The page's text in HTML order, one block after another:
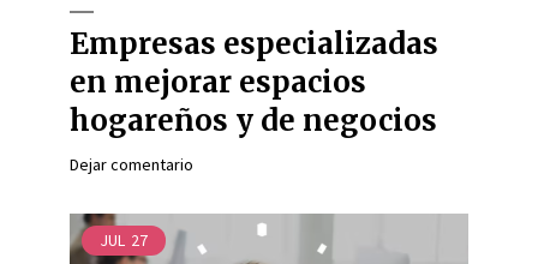
Empresas especializadas
en mejorar espacios
hogareños y de negocios
Dejar comentario
JUL 27